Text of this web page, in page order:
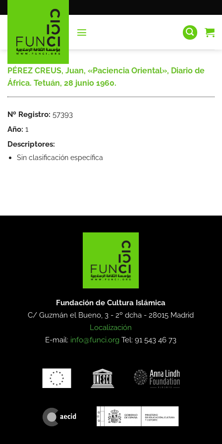
al
PÉREZ CREUS, Juan, «Paciencia Oriental», Diario de
África. Tetuán, 28 junio 1960.
Nº Registro: 57393
Año: 1
Descriptores:
Sin clasificación específica
Fundación de Cultura Islámica
C/ Guzmán el Bueno, 3 - 2º dcha -28015 Madrid
Localización
E-mail: info@funci.org Tel: 91 543 46 73